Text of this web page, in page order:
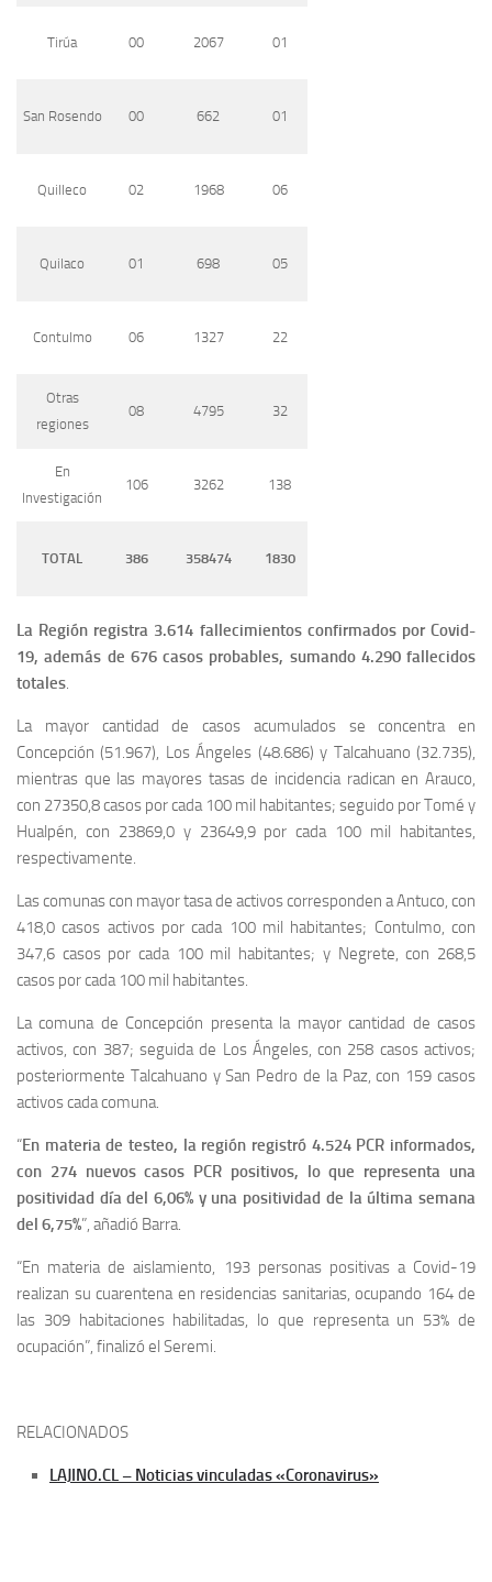
Tirúa 00 2067 01
San Rosendo 00 662 01
Quilleco 02 1968 06
Quilaco 01 698 05
Contulmo 06 1327 22
Otras
regiones
08 4795 32
En
Investigación
106 3262 138
TOTAL 386 358474 1830
La Región registra 3.614 fallecimientos confirmados por Covid-
19, además de 676 casos probables, sumando 4.290 fallecidos
totales.
La mayor cantidad de casos acumulados se concentra en
Concepción (51.967), Los Ángeles (48.686) y Talcahuano (32.735),
mientras que las mayores tasas de incidencia radican en Arauco,
con 27350,8 casos por cada 100 mil habitantes; seguido por Tomé y
Hualpén, con 23869,0 y 23649,9 por cada 100 mil habitantes,
respectivamente.
Las comunas con mayor tasa de activos corresponden a Antuco, con
418,0 casos activos por cada 100 mil habitantes; Contulmo, con
347,6 casos por cada 100 mil habitantes; y Negrete, con 268,5
casos por cada 100 mil habitantes.
La comuna de Concepción presenta la mayor cantidad de casos
activos, con 387; seguida de Los Ángeles, con 258 casos activos;
posteriormente Talcahuano y San Pedro de la Paz, con 159 casos
activos cada comuna.
“En materia de testeo, la región registró 4.524 PCR informados,
con 274 nuevos casos PCR positivos, lo que representa una
positividad día del 6,06% y una positividad de la última semana
del 6,75%”, añadió Barra.
“En materia de aislamiento, 193 personas positivas a Covid-19
realizan su cuarentena en residencias sanitarias, ocupando 164 de
las 309 habitaciones habilitadas, lo que representa un 53% de
ocupación”, finalizó el Seremi.
RELACIONADOS
LAJINO.CL – Noticias vinculadas «Coronavirus»